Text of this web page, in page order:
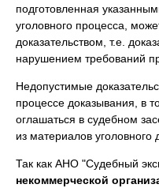
подготовленная
уголовного процесса,
доказательством, т.е.
нарушением требований
Недопустимые
процессе доказывания, в
оглашаться в судебном
из материалов уголовного
Так как АНО "Судебный
некоммерческой